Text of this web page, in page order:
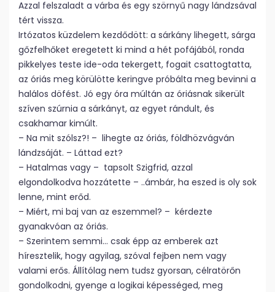
Azzal felszaladt a várba és egy szörnyű nagy lándzsával
tért vissza.
Irtózatos küzdelem kezdődött: a sárkány lihegett, sárga
gőzfelhőket eregetett ki mind a hét pofájából, ronda
pikkelyes teste ide-oda tekergett, fogait csattogtatta,
az óriás meg körülötte keringve próbálta meg bevinni a
halálos döfést. Jó egy óra múltán az óriásnak sikerült
szíven szúrnia a sárkányt, az egyet rándult, és
csakhamar kimúlt.
– Na mit szólsz?! – lihegte az óriás, földhözvágván
lándzsáját. – Láttad ezt?
– Hatalmas vagy – tapsolt Szigfrid, azzal
elgondolkodva hozzátette – ..ámbár, ha eszed is oly sok
lenne, mint erőd.
– Miért, mi baj van az eszemmel? – kérdezte
gyanakvóan az óriás.
– Szerintem semmi… csak épp az emberek azt
híresztelik, hogy agyilag, szóval fejben nem vagy
valami erős. Állítólag nem tudsz gyorsan, célratörőn
gondolkodni, gyenge a logikai képességed, meg